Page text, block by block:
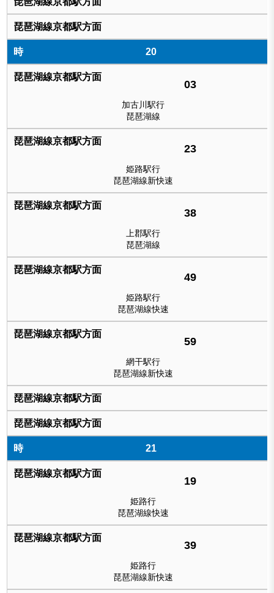
20
03
加古川駅行
琵琶湖線
23
姫路駅行
琵琶湖線新快速
38
上郡駅行
琵琶湖線
49
姫路駅行
琵琶湖線快速
59
網干駅行
琵琶湖線新快速
21
19
姫路行
琵琶湖線快速
39
姫路行
琵琶湖線新快速